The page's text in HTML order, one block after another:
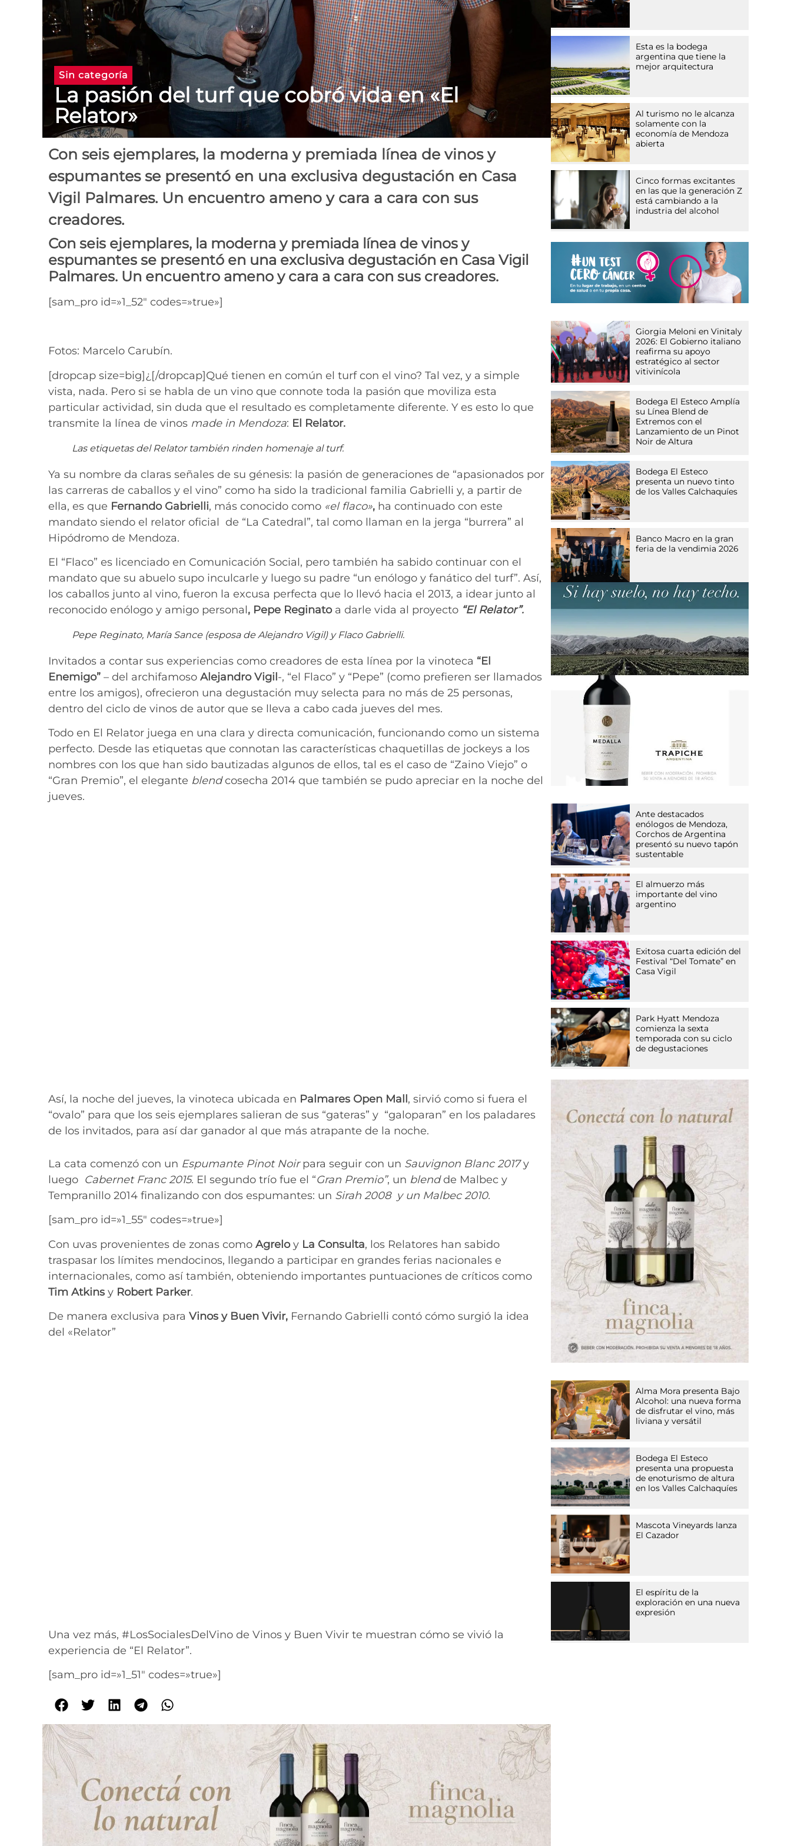
Sin categoría
La pasión del turf que cobró vida en «El
Relator»
Con seis ejemplares, la moderna y premiada línea de vinos y
espumantes se presentó en una exclusiva degustación en Casa
Vigil Palmares. Un encuentro ameno y cara a cara con sus
creadores.
Con seis ejemplares, la moderna y premiada línea de vinos y
espumantes se presentó en una exclusiva degustación en Casa Vigil
Palmares. Un encuentro ameno y cara a cara con sus creadores.
[sam_pro id=»1_52″ codes=»true»]
Fotos: Marcelo Carubín.
[dropcap size=big]¿[/dropcap]Qué tienen en común el turf con el vino? Tal vez, y a simple
vista, nada. Pero si se habla de un vino que connote toda la pasión que moviliza esta
particular actividad, sin duda que el resultado es completamente diferente. Y es esto lo que
transmite la línea de vinos made in Mendoza: El Relator.
Las etiquetas del Relator también rinden homenaje al turf.
Ya su nombre da claras señales de su génesis: la pasión de generaciones de “apasionados por
las carreras de caballos y el vino” como ha sido la tradicional familia Gabrielli y, a partir de
ella, es que Fernando Gabrielli, más conocido como «el flaco», ha continuado con este
mandato siendo el relator oficial de “La Catedral”, tal como llaman en la jerga “burrera” al
Hipódromo de Mendoza.
El “Flaco” es licenciado en Comunicación Social, pero también ha sabido continuar con el
mandato que su abuelo supo inculcarle y luego su padre “un enólogo y fanático del turf”. Así,
los caballos junto al vino, fueron la excusa perfecta que lo llevó hacia el 2013, a idear junto al
reconocido enólogo y amigo personal, Pepe Reginatoa darle vida al proyecto “El Relator”.
Pepe Reginato, María Sance (esposa de Alejandro Vigil) y Flaco Gabrielli.
Invitados a contar sus experiencias como creadores de esta línea por la vinoteca “El
Enemigo” – del archifamoso Alejandro Vigil -, “el Flaco” y “Pepe” (como prefieren ser llamados
entre los amigos), ofrecieron una degustación muy selecta para no más de 25 personas,
dentro del ciclo de vinos de autor que se lleva a cabo cada jueves del mes.
Todo en El Relator juega en una clara y directa comunicación, funcionando como un sistema
perfecto. Desde las etiquetas que connotan las características chaquetillas de jockeys a los
nombres con los que han sido bautizadas algunos de ellos, tal es el caso de “Zaino Viejo” o
“Gran Premio”, el elegante blendcosecha 2014 que también se pudo apreciar en la noche del
jueves.
Así, la noche del jueves, la vinoteca ubicada en Palmares Open Mall , sirvió como si fuera el
“ovalo” para que los seis ejemplares salieran de sus “gateras” y “galoparan” en los paladares
de los invitados, para así dar ganador al que más atrapante de la noche.
La cata comenzó con un Espumante Pinot Noirpara seguir con un Sauvignon Blanc 2017y
luego Cabernet Franc 2015. El segundo trío fue el “Gran Premio”, un blendde Malbec y
Tempranillo 2014 finalizando con dos espumantes: un Sirah 2008 y un Malbec 2010.
[sam_pro id=»1_55″ codes=»true»]
Con uvas provenientes de zonas como Agreloy La Consulta, los Relatores han sabido
traspasar los límites mendocinos, llegando a participar en grandes ferias nacionales e
internacionales, como así también, obteniendo importantes puntuaciones de críticos como
Tim Atkins y Robert Parker.
De manera exclusiva para Vinos y Buen Vivir, Fernando Gabrielli contó cómo surgió la idea
del «Relator”
Una vez más, #LosSocialesDelVino de Vinos y Buen Vivir te muestran cómo se vivió la
experiencia de “El Relator”.
[sam_pro id=»1_51″ codes=»true»]
Esta es la bodega
argentina que tiene la
mejor arquitectura
Al turismo no le alcanza
solamente con la
economía de Mendoza
abierta
Cinco formas excitantes
en las que la generación Z
está cambiando a la
industria del alcohol
Giorgia Meloni en Vinitaly
2026: El Gobierno italiano
reafirma su apoyo
estratégico al sector
vitivinícola
Bodega El Esteco Amplía
su Línea Blend de
Extremos con el
Lanzamiento de un Pinot
Noir de Altura
Bodega El Esteco
presenta un nuevo tinto
de los Valles Calchaquíes
Banco Macro en la gran
feria de la vendimia 2026
Ante destacados
enólogos de Mendoza,
Corchos de Argentina
presentó su nuevo tapón
sustentable
El almuerzo más
importante del vino
argentino
Exitosa cuarta edición del
Festival “Del Tomate” en
Casa Vigil
Park Hyatt Mendoza
comienza la sexta
temporada con su ciclo
de degustaciones
Alma Mora presenta Bajo
Alcohol: una nueva forma
de disfrutar el vino, más
liviana y versátil
Bodega El Esteco
presenta una propuesta
de enoturismo de altura
en los Valles Calchaquíes
Mascota Vineyards lanza
El Cazador
El espíritu de la
exploración en una nueva
expresión